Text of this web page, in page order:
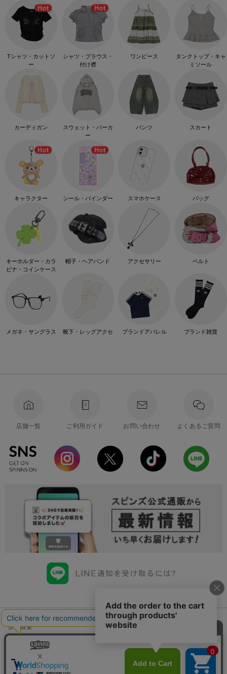
Tシャツ・カットソ
ー
シャツ・ブラウス・
付け襟
ワンピース
タンクトップ・キャ
ミソール
カーディガン
スウェット・パーカ
ー
パンツ スカート
キャラクター シール・バインダー スマホケース バッグ
キーホルダー・カラ
ビナ・コインケース
帽子・ヘアバンド アクセサリー ベルト
メガネ・サングラス 靴下・レッグアクセ ブランドアパレル ブランド雑貨
店舗一覧 ご利用ガイド お問い合わせ よくあるご質問
会社概要 会員規約について
店舗一覧
特定商取引法に基づく表示 古物商許可申請番号一覧